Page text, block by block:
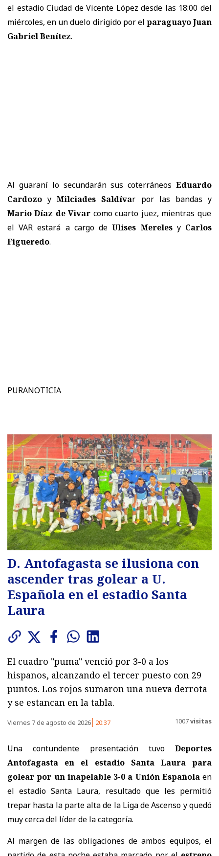
el estadio Ciudad de Vicente López desde las 18:00 del
miércoles, en un duelo dirigido por el paraguayo Juan
Gabriel Benítez.
Al guaraní lo secundarán sus coterráneos Eduardo
Cardozo yMilciades Saldívar por las bandas y
Mario Díaz de Vivar como cuarto juez, mientras que
el VAR estará a cargo deUlises MerelesyCarlos
Figueredo.
PURANOTICIA
D. Antofagasta se ilusiona con
ascender tras golear a U.
Española en el estadio Santa
Laura
El cuadro "puma" venció por 3-0 a los
hispanos, alcanzando el tercer puesto con 29
puntos. Los rojos sumaron una nueva derrota
y se estancan en la tabla.
Viernes 7 de agosto de 2026 20:37 1007visitas
Una contundente presentación tuvo Deportes
Antofagasta en el estadio Santa Laura para
golear por un inapelable 3-0 a Unión Españolaen
el estadio Santa Laura, resultado que les permitió
trepar hasta la parte alta de la Liga de Ascenso y quedó
muy cerca del líder de la categoría.
Al margen de las obligaciones de ambos equipos, el